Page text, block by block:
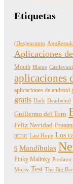
Etiquetas
(Des)encanto
Aplicaciones
Mouth Blame
aplicaciones
aplicaciones de android
gratis Dark Deadwind
Guillermo del Toro
Feliz Navidad
terror Last Hope Los
6 Mandíbulas
Pinky Malinky Predator
Morty Test The Big